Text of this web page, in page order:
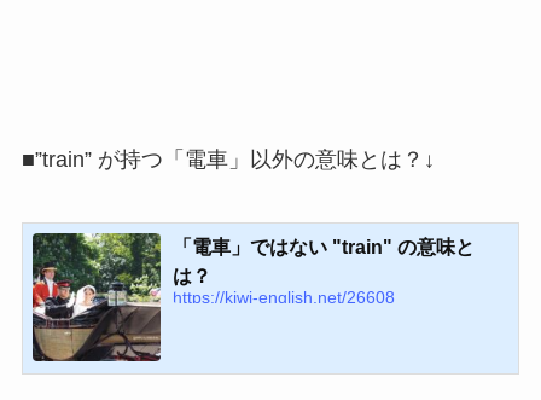
■”train” が持つ「電車」以外の意味とは？↓
「電車」ではない "train" の意味と
は？
https://kiwi-english.net/26608